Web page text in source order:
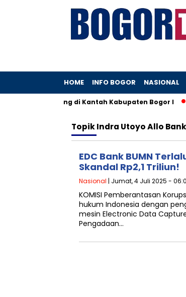
HOME INFO BOGOR NASIONAL
Diduga Hilang di Kantah Kabupaten Bogor I
TopikIndra Utoyo Allo Bank
EDC Bank BUMN
Skandal Rp2,1 Triliun!
Nasional | Jumat, 4 Juli 2025 -
KOMISI Pemberantasan
hukum Indonesia dengan
mesin Electronic Data
Pengadaan…